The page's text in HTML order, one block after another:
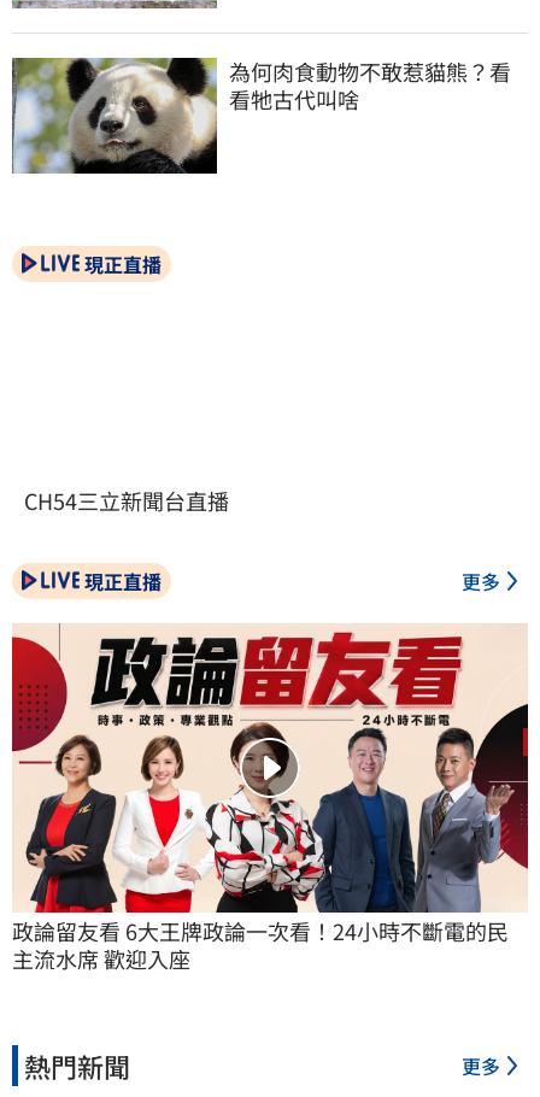
為何肉食動物不敢惹貓熊？看
看牠古代叫啥
現正直播
CH54三立新聞台直播
現正直播 更多
政論留友看 6大王牌政論一次看！24小時不斷電的民
主流水席 歡迎入座
熱門新聞 更多